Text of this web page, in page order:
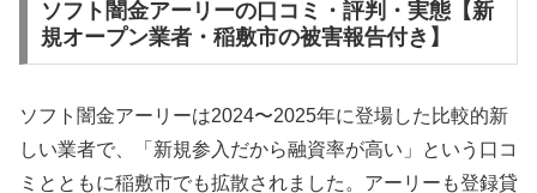
ソフト闇金アーリーの口コミ・評判・実態【新
規オープン業者・稲敷市の被害報告付き】
ソフト闇金アーリーは2024〜2025年に登場した比較的新
しい業者で、「新規参入だから融資率が高い」という口コ
ミとともに稲敷市でも拡散されました。アーリーも登録貸